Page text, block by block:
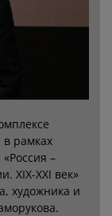
в рамках
–
XIX-XXI век»
художника и